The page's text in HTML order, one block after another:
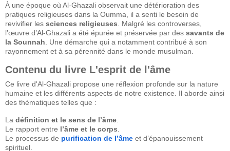
À une époque où Al-Ghazali observait une détérioration des
pratiques religieuses dans la Oumma, il a senti le besoin de
revivifier les sciences religieuses . Malgré les controverses,
l’œuvre d’Al-Ghazali a été épurée et préservée par des savants de
la Sounnah . Une démarche qui a notamment contribué à son
rayonnement et à sa pérennité dans le monde musulman.
Contenu du livre L'esprit de l'âme
Ce livre d'Al-Ghazali propose une réflexion profonde sur la nature
humaine et les différents aspects de notre existence. Il aborde ainsi
des thématiques telles que :
La définition et le sens de l’âme
Le rapport entre l’âme et le corps
Le processus de purification de l’âme et d’épanouissement
spirituel.